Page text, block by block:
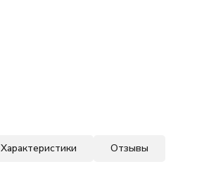
Характеристики Отзывы